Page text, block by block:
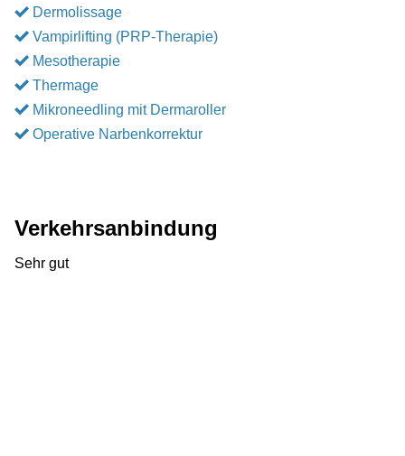
Dermolissage
Vampirlifting (PRP-Therapie)
Mesotherapie
Thermage
Mikroneedling mit Dermaroller
Operative Narbenkorrektur
Verkehrsanbindung
Sehr gut